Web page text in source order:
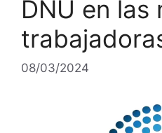
DNU en las
08/03/2024